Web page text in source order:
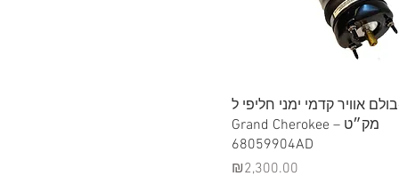
Quick View
בולם אוויר קדמי ימני חליפי ל-Jeep
Grand Cherokee – מק״ט
68059904AD
Price
₪2,300.00